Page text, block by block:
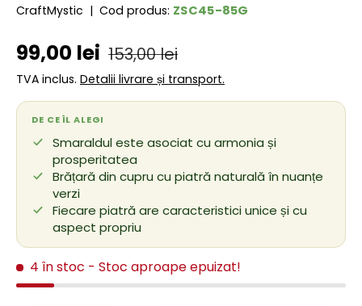
CraftMystic | Cod produs: ZSC45-85G
Preț de vânzare
99,00 lei Preț obișnuit
153,00 lei
TVA inclus. Detalii livrare și transport.
DE CE ÎL ALEGI
Smaraldul este asociat cu armonia și
prosperitatea
Brățară din cupru cu piatră naturală în nuanțe
verzi
Fiecare piatră are caracteristici unice și cu
aspect propriu
4 în stoc - Stoc aproape epuizat!